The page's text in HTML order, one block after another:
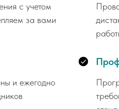
с учетом
за вами
и ежегодно